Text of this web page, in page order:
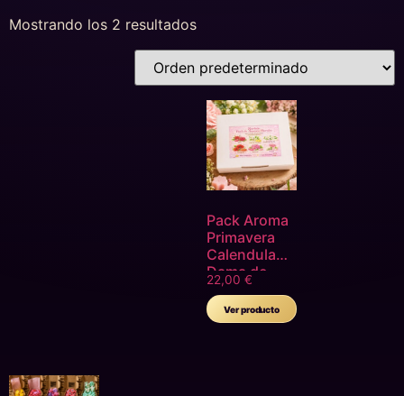
Mostrando los 2 resultados
Pack Aroma
Primavera
Calendula
Dama de
Noche
Amapola
Geranio Flor
22,00 €
Ver producto